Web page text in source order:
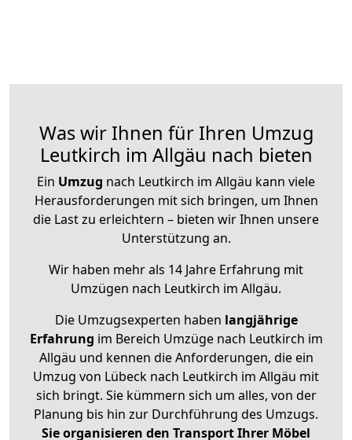
Was wir Ihnen für Ihren Umzug
Leutkirch im Allgäu nach bieten
Ein Umzug nach Leutkirch im Allgäu kann viele
Herausforderungen mit sich bringen, um Ihnen
die Last zu erleichtern – bieten wir Ihnen unsere
Unterstützung an.
Wir haben mehr als 14 Jahre Erfahrung mit
Umzügen nach Leutkirch im Allgäu.
Die Umzugsexperten haben langjährige
Erfahrung im Bereich Umzüge nach Leutkirch im
Allgäu und kennen die Anforderungen, die ein
Umzug von Lübeck nach Leutkirch im Allgäu mit
sich bringt. Sie kümmern sich um alles, von der
Planung bis hin zur Durchführung des Umzugs.
Sie organisieren den Transport Ihrer Möbel